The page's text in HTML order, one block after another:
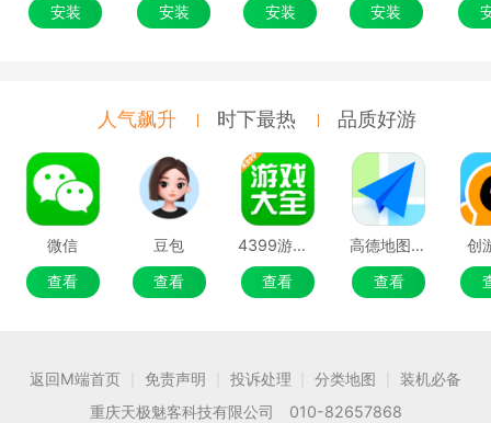
安装
安装
安装
安装
人气飙升 时下最热 品质好游
微信
查看
豆包
查看
4399游戏盒
查看
高德地图移动端
查看
创
返回M端首页 免责声明 投诉处理 分类地图
装机必备
重庆天极魅客科技有限公司 010-82657868